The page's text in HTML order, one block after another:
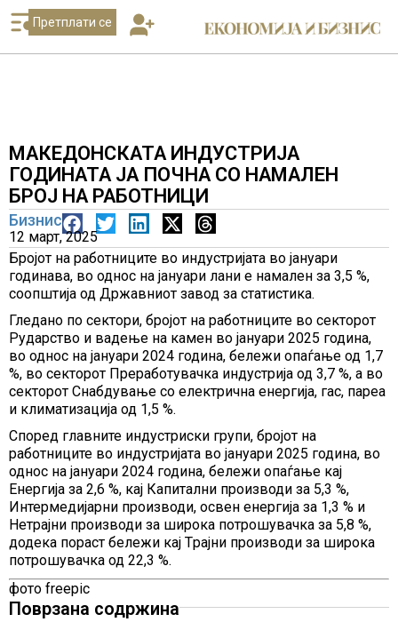
Претплати се
МАКЕДОНСКАТА ИНДУСТРИЈА
ГОДИНАТА ЈА ПОЧНА СО НАМАЛEН
БРОЈ НА РАБОТНИЦИ
Бизнис
12 март, 2025
Бројот на работниците во индустријата во јануари
годинава, во однос на јануари лани е намален за 3,5 %,
соопштиja од Државниот завод за статистика.
Гледано по сектори, бројот на работниците во секторот
Рударство и вадење на камен во јануари 2025 година,
во однос на јануари 2024 година, бележи опаѓање од 1,7
%, во секторот Преработувачка индустрија од 3,7 %, а во
секторот Снабдување со електрична енергија, гас, пареа
и климатизација од 1,5 %.
Според главните индустриски групи, бројот на
работниците во индустријата во јануари 2025 година, во
однос на јануари 2024 година, бележи опаѓање кај
Енергија за 2,6 %, кај Капитални производи за 5,3 %,
Интермедијарни производи, освен енергија за 1,3 % и
Нетрајни производи за широка потрошувачка за 5,8 %,
додека пораст бележи кај Tрајни производи за широка
потрошувачка од 22,3 %.
фото freepic
Поврзана содржина